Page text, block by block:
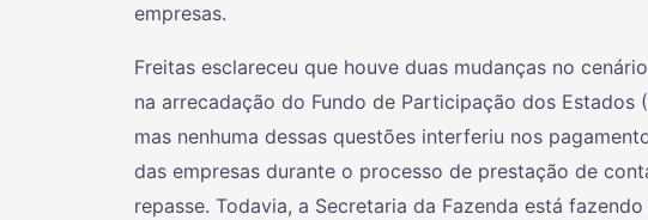
empresas.
Freitas esclareceu que houve duas mudanças no
na arrecadação do Fundo de Participação dos Estados
mas nenhuma dessas questões interferiu nos
das empresas durante o processo de prestação de
repasse. Todavia, a Secretaria da Fazenda está